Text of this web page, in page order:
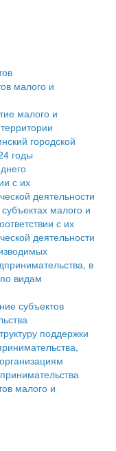
округа
малого и
малого и
малого и
малого и
городской
годы
с их
деятельности
малого и
с их
деятельности
в
видам
субъектов
поддержки
малого и